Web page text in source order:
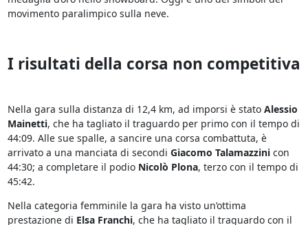
movimento paralimpico sulla neve.
I risultati della corsa non competitiva
Nella gara sulla distanza di 12,4 km, ad imporsi è stato Alessio
Mainetti, che ha tagliato il traguardo per primo con il tempo di
44:09. Alle sue spalle, a sancire una corsa combattuta, è
arrivato a una manciata di secondi Giacomo Talamazzinicon
44:30; a completare il podio Nicolò Plona, terzo con il tempo di
45:42.
Nella categoria femminile la gara ha visto un’ottima
prestazione di Elsa Franchi, che ha tagliato il traguardo con il